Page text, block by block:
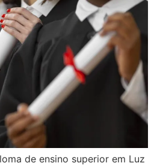
de ensino superior em Luz